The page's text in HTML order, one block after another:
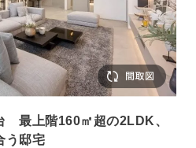
最上階160㎡超の2LDK、
う邸宅